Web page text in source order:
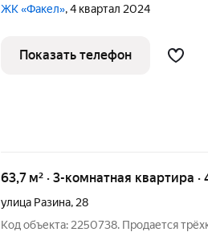
ЖК «Факел», 4 квартал 2024
Показать телефон
63,7 м² · 3-комнатная квартира ·
улица Разина, 28
Код объекта: 2250738. Продается